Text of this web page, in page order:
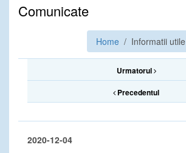
Comunicate
Home / Informatii utile
Urmatorul
Precedentul
2020-12-04